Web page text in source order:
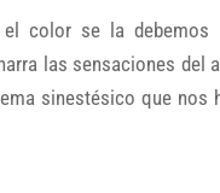
el color se la debemos
las sensaciones del
sinestésico que nos